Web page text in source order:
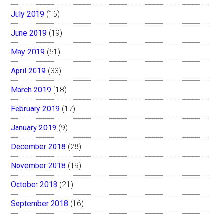
July 2019 (16)
June 2019 (19)
May 2019 (51)
April 2019 (33)
March 2019 (18)
February 2019 (17)
January 2019 (9)
December 2018 (28)
November 2018 (19)
October 2018 (21)
September 2018 (16)